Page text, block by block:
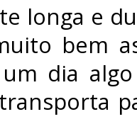
longa e
bem
dia